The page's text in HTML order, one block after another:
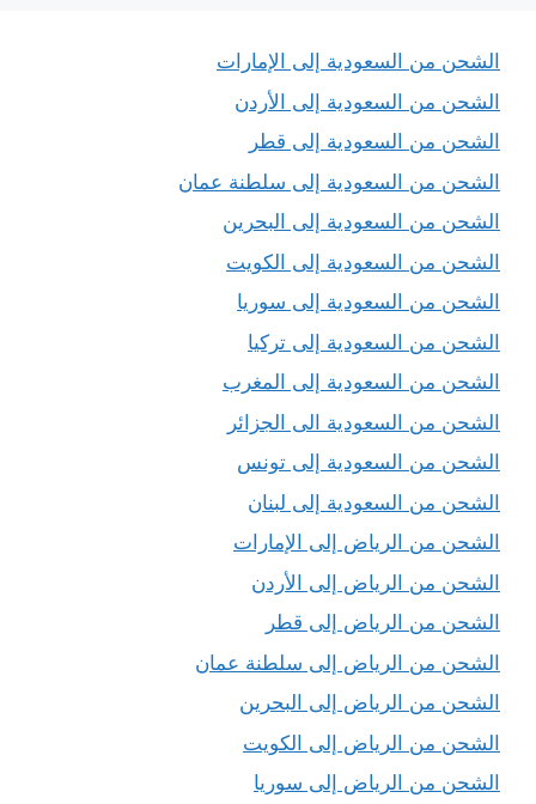
الشحن من السعودية إلى الإمارات
الشحن من السعودية إلى الأردن
الشحن من السعودية إلى قطر
الشحن من السعودية إلى سلطنة عمان
الشحن من السعودية إلى البحرين
الشحن من السعودية إلى الكويت
الشحن من السعودية إلى سوريا
الشحن من السعودية إلى تركيا
الشحن من السعودية إلى المغرب
الشحن من السعودية الى الجزائر
الشحن من السعودية إلى تونس
الشحن من السعودية إلى لبنان
الشحن من الرياض إلى الإمارات
الشحن من الرياض إلى الأردن
الشحن من الرياض إلى قطر
الشحن من الرياض إلى سلطنة عمان
الشحن من الرياض إلى البحرين
الشحن من الرياض إلى الكويت
الشحن من الرياض إلى سوريا